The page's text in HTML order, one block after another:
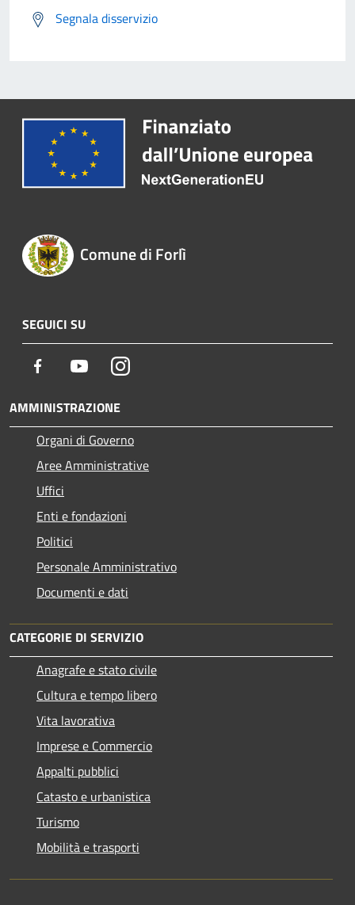
Segnala disservizio
Comune di Forlì
SEGUICI SU
Facebook YoutubeInstagram
AMMINISTRAZIONE
Organi di Governo
Aree Amministrative
Uffici
Enti e fondazioni
Politici
Personale Amministrativo
Documenti e dati
CATEGORIE DI SERVIZIO
Anagrafe e stato civile
Cultura e tempo libero
Vita lavorativa
Imprese e Commercio
Appalti pubblici
Catasto e urbanistica
Turismo
Mobilità e trasporti